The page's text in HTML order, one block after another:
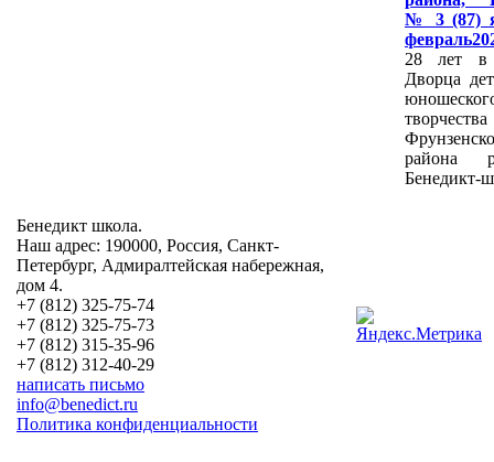
№ 3 (87)
28 лет в
Дворца
творчества
района
Бенедикт-
Бенедикт школа.
Наш адрес: 190000, Россия, Санкт-
Петербург, Адмиралтейская набережная,
дом 4.
+7 (812) 325-75-74
+7 (812) 325-75-73
+7 (812) 315-35-96
+7 (812) 312-40-29
написать письмо
info@benedict.ru
Политика конфиденциальности